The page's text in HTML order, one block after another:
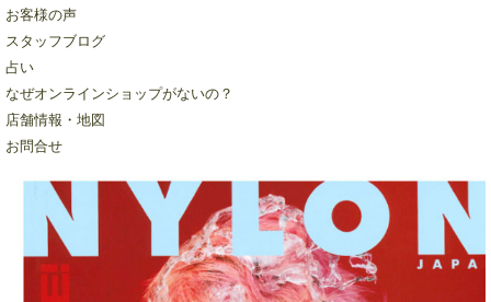
お客様の声
スタッフブログ
占い
なぜオンラインショップがないの？
店舗情報・地図
お問合せ